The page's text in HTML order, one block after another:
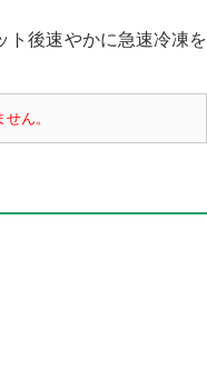
ト後速やかに急速冷凍を
ん。